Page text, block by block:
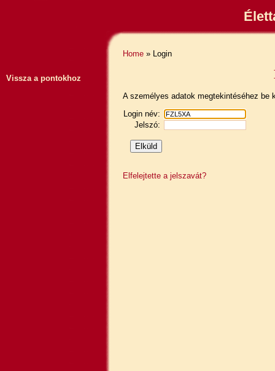
Vissza a pontokhoz
Home » Login
A személyes adatok megtekintéséhez be
Login név:
Jelszó:
Elfelejtette a jelszavát?